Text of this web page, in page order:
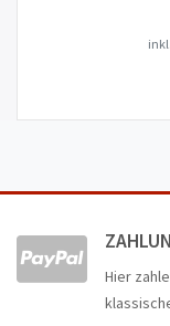
Hier